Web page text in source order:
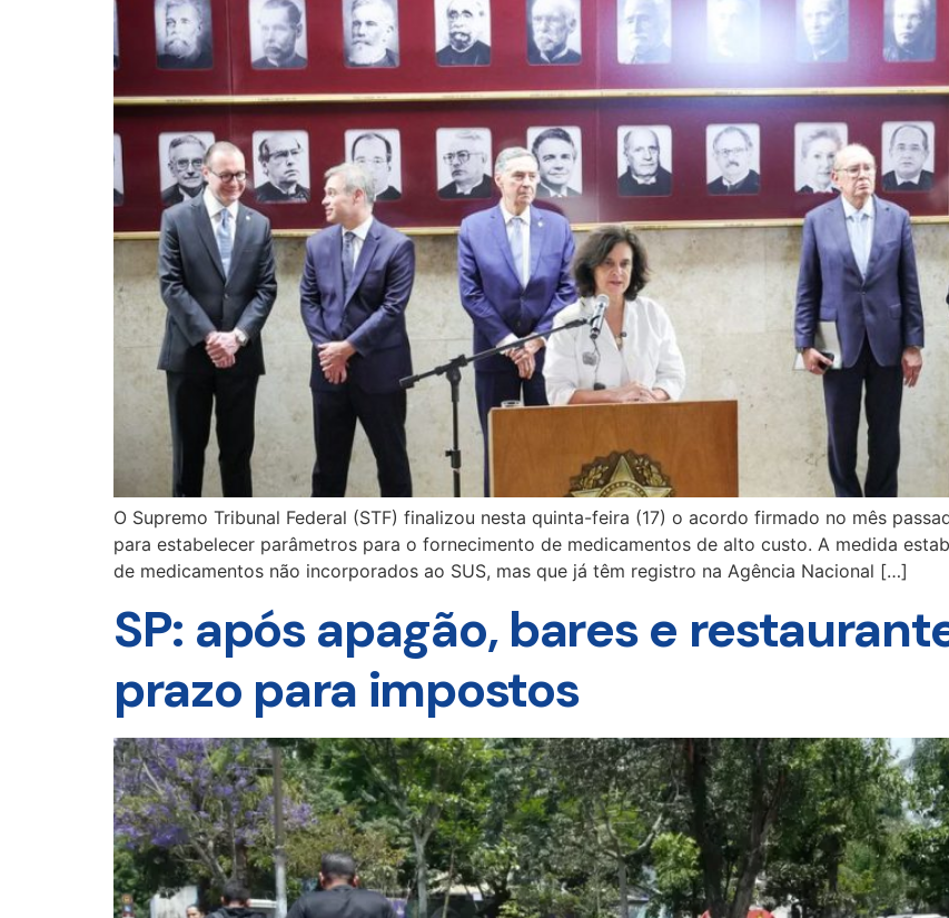
O Supremo Tribunal Federal (STF) finalizou nesta quinta-feira (17) o acordo firmado no mês
para estabelecer parâmetros para o fornecimento de medicamentos de alto custo. A medida
de medicamentos não incorporados ao SUS, mas que já têm registro na Agência Nacional […]
SP: após apagão, bares e
prazo para impostos